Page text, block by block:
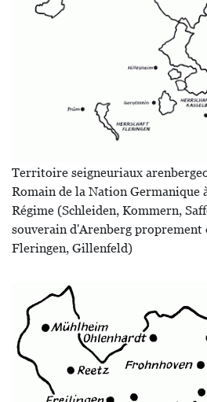
Territoire seigneuriaux
Romain de la Nation Germanique
Régime (Schleiden, Kommern,
souverain d'Arenberg proprement
Fleringen, Gillenfeld)